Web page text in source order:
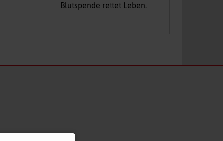
Blutspende rettet Leben.